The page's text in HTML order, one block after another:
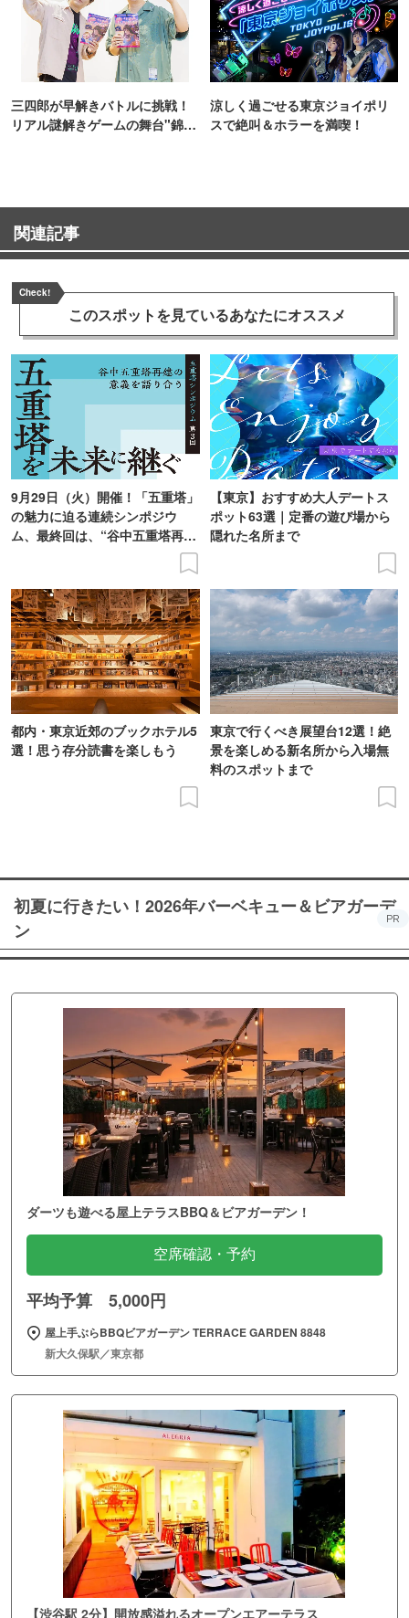
三四郎が早解きバトルに挑戦！
リアル謎解きゲームの舞台"錦糸
涼しく過ごせる東京ジョイポリ
スで絶叫＆ホラーを満喫！
関連記事
Check!
このスポットを見ているあなたにオススメ
9月29日（火）開催！「五重塔」
の魅力に迫る連続シンポジウ
ム、最終回は、“谷中五重塔再建
【東京】おすすめ大人デートス
ポット63選｜定番の遊び場から
隠れた名所まで
都内・東京近郊のブックホテル5
選！思う存分読書を楽しもう
東京で行くべき展望台12選！絶
景を楽しめる新名所から入場無
料のスポットまで
初夏に行きたい！2026年バーベキュー＆ビアガーデ
ン
PR
ダーツも遊べる屋上テラスBBQ＆ビアガーデン！
空席確認・予約
平均予算 5,000円
屋上手ぶらBBQビアガーデン TERRACE GARDEN 8848
新大久保駅／東京都
【渋谷駅 2分】開放感溢れるオープンエアーテラス